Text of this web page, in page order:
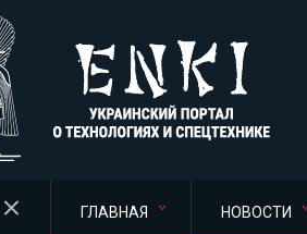
ГЛАВНАЯ НОВОСТИ